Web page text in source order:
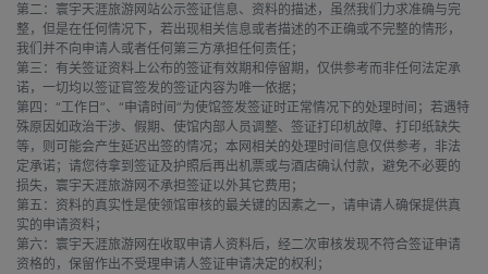
第二：寰宇天涯旅游网站公示签证信息、资料的描述，虽然我们力求准确与完
整，但是在任何情况下，若出现相关信息或者描述的不正确或不完整的情形，
我们并不向申请人或者任何第三方承担任何责任；
第三：有关签证资料上公布的签证有效期和停留期，仅供参考而非任何法定承
诺，一切均以签证官签发的签证内容为唯一依据；
第四：“工作日”、“申请时间”为使馆签发签证时正常情况下的处理时间；若遇特
殊原因如政治干涉、假期、使馆内部人员调整、签证打印机故障、打印纸缺失
等，则可能会产生延迟出签的情况；本网相关的处理时间信息仅供参考，非法
定承诺；请您待拿到签证及护照后再出机票或与酒店确认付款，避免不必要的
损失，寰宇天涯旅游网不承担签证以外其它费用；
第五：资料的真实性是使领馆审核的最关键的因素之一，请申请人确保提供真
实的申请资料；
第六：寰宇天涯旅游网在收取申请人资料后，经二次审核发现不符合签证申请
资格的，保留作出不受理申请人签证申请决定的权利；